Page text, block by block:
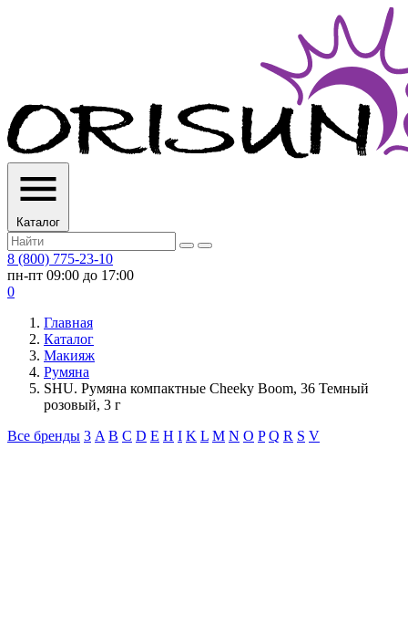
Каталог
8 (800) 775-23-10
пн-пт 09:00 до 17:00
0
Главная
Каталог
Макияж
Румяна
SHU. Румяна компактные Cheeky Boom, 36 Темный
розовый, 3 г
Все бренды 3 A B C D E H I K L M N O P Q R S V